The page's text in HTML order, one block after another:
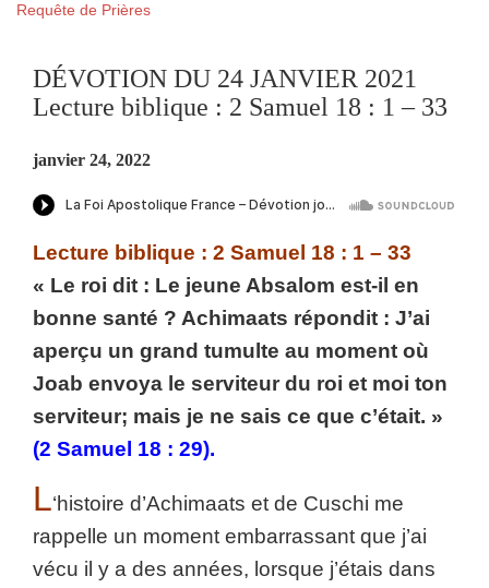
Requête de Prières
DÉVOTION DU 24 JANVIER 2021
Lecture biblique : 2 Samuel 18 : 1 – 33
janvier 24, 2022
Lecture biblique : 2 Samuel 18 : 1 – 33
« Le roi dit : Le jeune Absalom est-il en
bonne santé ? Achimaats répondit : J’ai
aperçu un grand tumulte au moment où
Joab envoya le serviteur du roi et moi ton
serviteur; mais je ne sais ce que c’était. »
(2 Samuel 18 : 29).
L‘histoire d’Achimaats et de Cuschi me
rappelle un moment embarrassant que j’ai
vécu il y a des années, lorsque j’étais dans